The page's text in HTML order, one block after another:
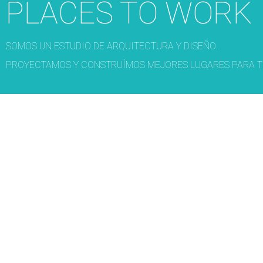
PLACES TO WORK
SOMOS UN ESTUDIO DE ARQUITECTURA Y DISEÑO.
PROYECTAMOS Y CONSTRUÍMOS MEJORES LUGARES PARA